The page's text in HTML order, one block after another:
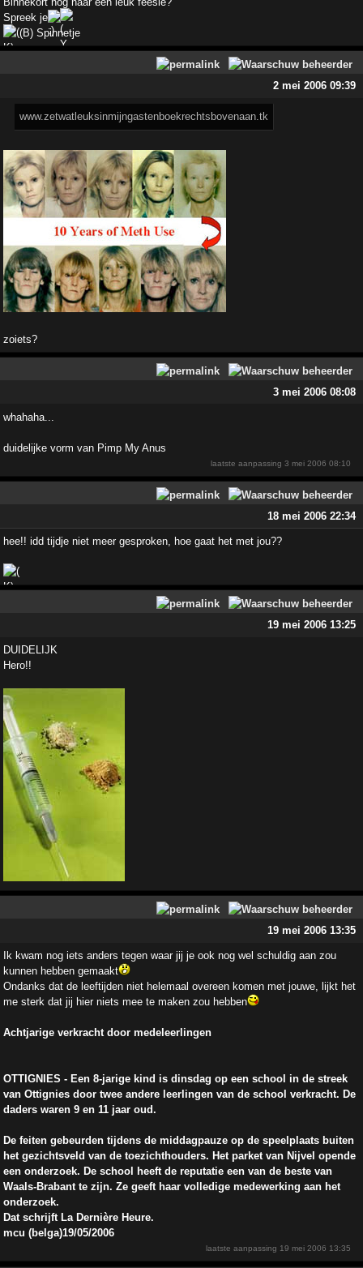
Spreek je
(B) Spinnetje
2 mei 2006 09:39
www.zetwatleuksinmijngastenboekrechtsbovenaan.tk
zoiets?
3 mei 2006 08:08
whahaha...
duidelijke vorm van Pimp My Anus
laatste aanpassing3 mei 2006 08:10
18 mei 2006 22:34
hee!! idd tijdje niet meer gesproken, hoe gaat het met jou??
19 mei 2006 13:25
DUIDELIJK
Hero!!
19 mei 2006 13:35
Ik kwam nog iets anders tegen waar jij je ook nog wel schuldig aan zou
kunnen hebben gemaakt
Ondanks dat de leeftijden niet helemaal overeen komen met jouwe, lijkt het
me sterk dat jij hier niets mee te maken zou hebben
Achtjarige verkracht door medeleerlingen
OTTIGNIES - Een 8-jarige kind is dinsdag op een school in de streek
van Ottignies door twee andere leerlingen van de school verkracht. De
daders waren 9 en 11 jaar oud.
De feiten gebeurden tijdens de middagpauze op de speelplaats buiten
het gezichtsveld van de toezichthouders. Het parket van Nijvel opende
een onderzoek. De school heeft de reputatie een van de beste van
Waals-Brabant te zijn. Ze geeft haar volledige medewerking aan het
onderzoek.
Dat schrijft La Dernière Heure.
mcu (belga)19/05/2006
laatste aanpassing 19 mei 2006 13:35